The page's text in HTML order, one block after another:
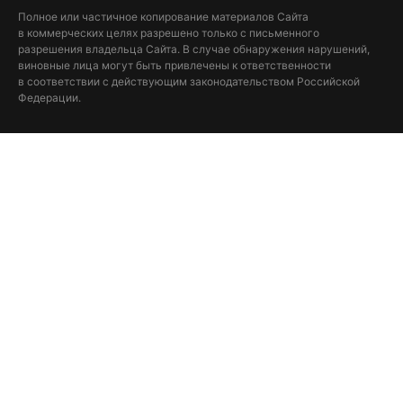
Полное или частичное копирование материалов Сайта
в коммерческих целях разрешено только с письменного
разрешения владельца Сайта. В случае обнаружения нарушений,
виновные лица могут быть привлечены к ответственности
в соответствии с действующим законодательством Российской
Федерации.